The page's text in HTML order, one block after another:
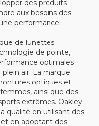
des produits
aux besoins des
performance
de lunettes
de pointe,
optimales
air. La marque
optiques et
ainsi que des
extrêmes. Oakley
qualité en utilisant des
en adoptant des